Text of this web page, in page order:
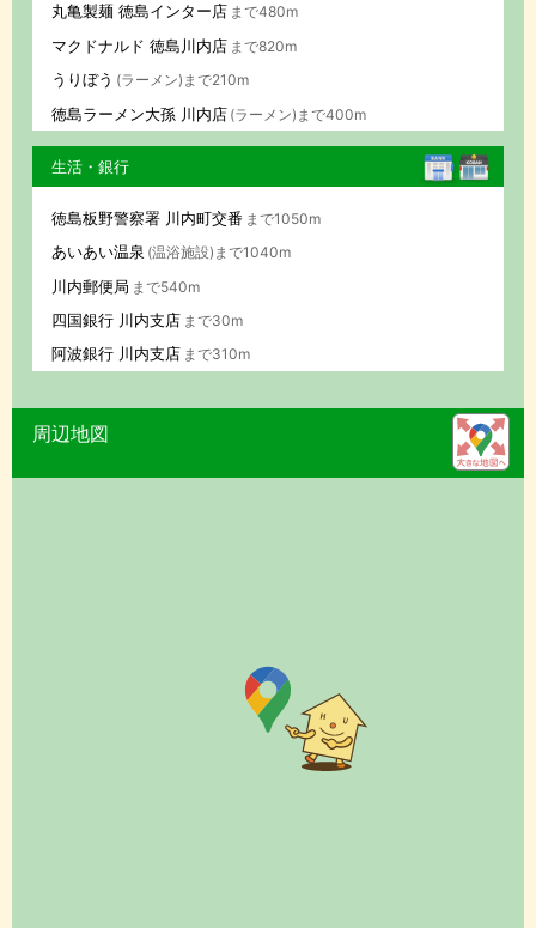
丸亀製麺 徳島インター店 まで480m
マクドナルド 徳島川内店 まで820m
うりぼう (ラーメン)まで210m
徳島ラーメン大孫 川内店 (ラーメン)まで400m
生活・銀行
徳島板野警察署 川内町交番 まで1050m
あいあい温泉 (温浴施設)まで1040m
川内郵便局 まで540m
四国銀行 川内支店 まで30m
阿波銀行 川内支店 まで310m
周辺地図